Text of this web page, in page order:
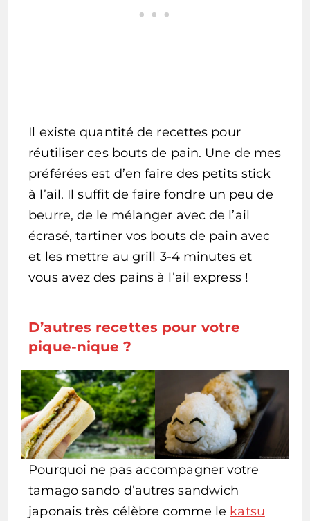
Il existe quantité de recettes pour
réutiliser ces bouts de pain. Une de mes
préférées est d’en faire des petits stick
à l’ail. Il suffit de faire fondre un peu de
beurre, de le mélanger avec de l’ail
écrasé, tartiner vos bouts de pain avec
et les mettre au grill 3-4 minutes et
vous avez des pains à l’ail express !
D’autres recettes pour votre
pique-nique ?
Pourquoi ne pas accompagner votre
tamago sando d’autres sandwich
japonais très célèbre comme le katsu